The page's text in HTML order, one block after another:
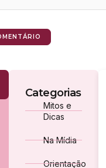
Categorias
Mitos e
Dicas
Na Mídia
Orientação